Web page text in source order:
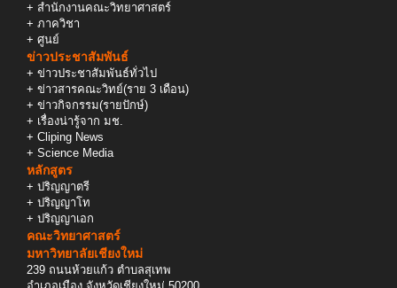
+ สำนักงานคณะวิทยาศาสตร์
+ ภาควิชา
+ ศูนย์
ข่าวประชาสัมพันธ์
+ ข่าวประชาสัมพันธ์ทั่วไป
+ ข่าวสารคณะวิทย์(ราย 3 เดือน)
+ ข่าวกิจกรรม(รายปักษ์)
+ เรื่องน่ารู้จาก มช.
+ Cliping News
+ Science Media
หลักสูตร
+ ปริญญาตรี
+ ปริญญาโท
+ ปริญญาเอก
คณะวิทยาศาสตร์
มหาวิทยาลัยเชียงใหม่
239 ถนนห้วยแก้ว ตำบลสุเทพ